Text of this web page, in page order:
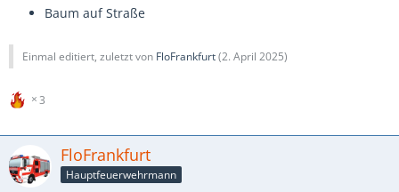
Baum auf Straße
Einmal editiert, zuletzt von FloFrankfurt(2. April 2025)
3
FloFrankfurt
Hauptfeuerwehrmann